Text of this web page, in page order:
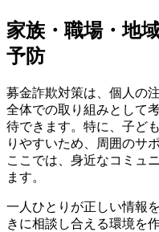
家族・職場・地
予防
募金詐欺対策は、個人の
全体での取り組みとして
待できます。特に、子ど
りやすいため、周囲のサ
ここでは、身近なコミュ
ます。
一人ひとりが正しい情報
きに相談し合える環境を